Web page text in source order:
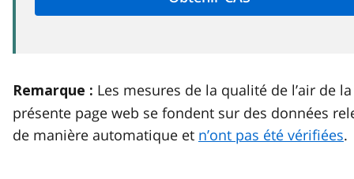
Remarque : Les mesures de la qualité de l’air de la
présente page web se fondent sur des données
de manière automatique et n’ont pas été vérifiées.